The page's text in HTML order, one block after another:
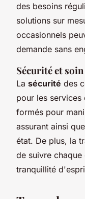
des besoins
solutions sur
occasionnels
demande sans
Sécurité et
La sécurité des
pour les services
formés pour
assurant ainsi
état. De plus, la
de suivre
tranquillité